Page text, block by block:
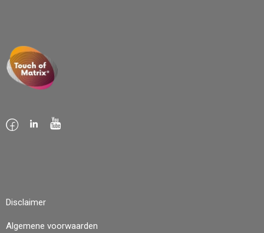
Disclaimer
Algemene voorwaarden